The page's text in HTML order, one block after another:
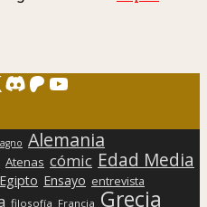
Discord
Patreon
YouTube
Alemania
Atenas cómic Edad Media
Egipto Ensayo entrevista
filosofía Francia Grecia